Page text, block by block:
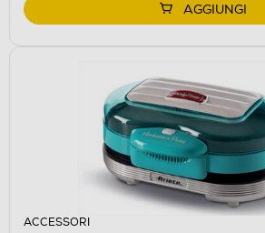
AGGIUNGI
ACCESSORI